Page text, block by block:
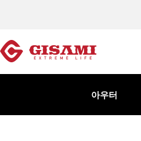
아우터